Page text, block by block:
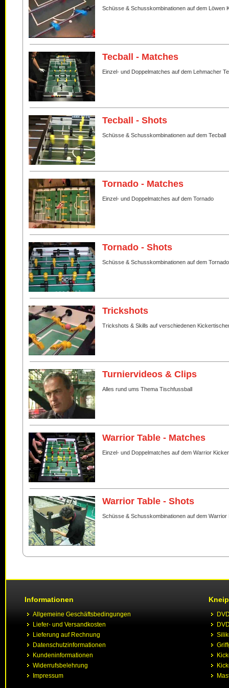
Schüsse & Schusskombinationen auf dem Löwen
Tecball - Matches
Einzel- und Doppelmatches auf dem Lehmacher
Tecball - Shots
Schüsse & Schusskombinationen auf dem Tecball
Tornado - Matches
Einzel- und Doppelmatches auf dem Tornado
Tornado - Shots
Schüsse & Schusskombinationen auf dem
Trickshots
Trickshots & Skills auf verschiedenen
Turniervideos & Clips
Alles rund ums Thema Tischfussball
Warrior Table - Matches
Einzel- und Doppelmatches auf dem Warrior Kicker
Warrior Table - Shots
Schüsse & Schusskombinationen auf dem Warrior
Informationen
Allgemeine Geschäftsbedingungen
Liefer- und Versandkosten
Lieferung auf Rechnung
Datenschutzinformationen
Kundeninformationen
Widerrufsbelehrung
Impressum